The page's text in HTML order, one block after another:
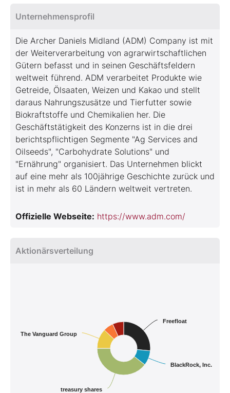
Unternehmensprofil
Die Archer Daniels Midland (ADM) Company ist mit
der Weiterverarbeitung von agrarwirtschaftlichen
Gütern befasst und in seinen Geschäftsfeldern
weltweit führend. ADM verarbeitet Produkte wie
Getreide, Ölsaaten, Weizen und Kakao und stellt
daraus Nahrungszusätze und Tierfutter sowie
Biokraftstoffe und Chemikalien her. Die
Geschäftstätigkeit des Konzerns ist in die drei
berichtspflichtigen Segmente "Ag Services and
Oilseeds", "Carbohydrate Solutions" und
"Ernährung" organisiert. Das Unternehmen blickt
auf eine mehr als 100jährige Geschichte zurück und
ist in mehr als 60 Ländern weltweit vertreten.
Offizielle Webseite: https://www.adm.com/
Aktionärsverteilung
Freefloat
BlackRock, Inc.
treasury shares
The Vanguard Group